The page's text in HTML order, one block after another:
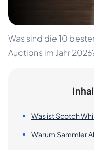
Was sind die 10
Auctions im Jahr
Was ist Scotch
Warum Sammler